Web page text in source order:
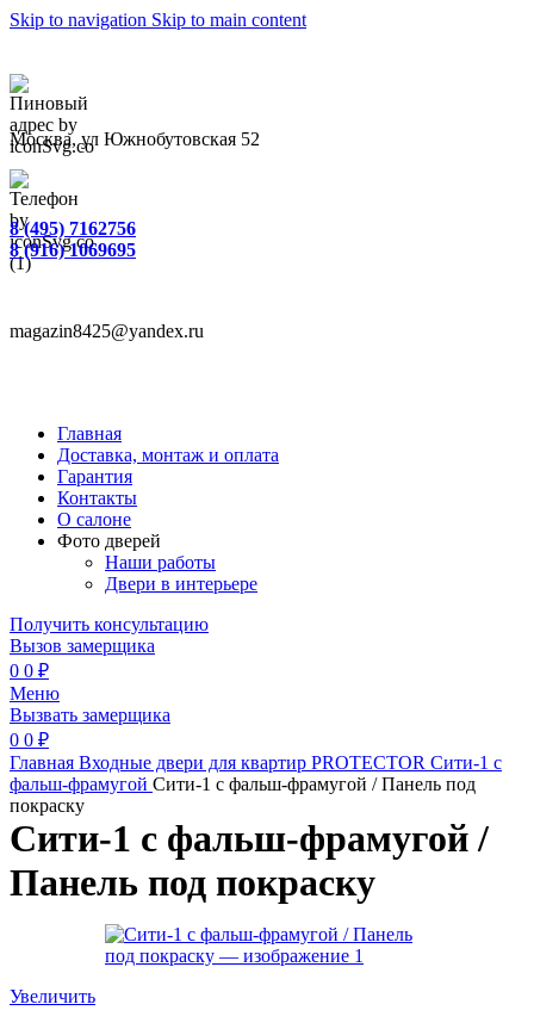
Skip to navigation Skip to main content
Москва, ул Южнобутовская 52
8 (495) 7162756
8 (916) 1069695
magazin8425@yandex.ru
Главная
Доставка, монтаж и оплата
Гарантия
Контакты
О салоне
Фото дверей
Наши работы
Двери в интерьере
Получить консультацию
Вызов замерщика
0 0 ₽
Меню
Вызвать замерщика
0 0 ₽
Главная Входные двери для квартир PROTECTOR Сити-1 с
фальш-фрамугой Сити-1 с фальш-фрамугой / Панель под
покраску
Сити-1 с фальш-фрамугой /
Панель под покраску
Увеличить